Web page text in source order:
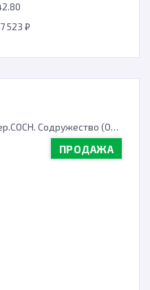
523 ₽
Содружество (Октябрьский)
ПРОДАЖА